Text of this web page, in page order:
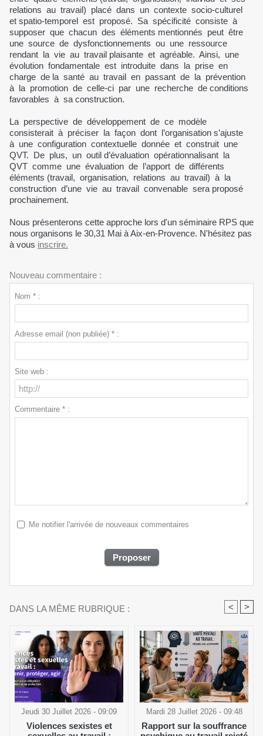
relations au travail) placé dans un contexte socio-culturel
et spatio-temporel est proposé. Sa spécificité consiste à
supposer que chacun des éléments mentionnés peut être
une source de dysfonctionnements ou une ressource
rendant la vie au travail plaisante et agréable. Ainsi, une
évolution fondamentale est introduite dans la prise en
charge de la santé au travail en passant de la prévention
à la promotion de celle-ci par une recherche de conditions
favorables à sa construction.
La perspective de développement de ce modèle
consisterait à préciser la façon dont l’organisation s’ajuste
à une configuration contextuelle donnée et construit une
QVT. De plus, un outil d’évaluation opérationnalisant la
QVT comme une évaluation de l’apport de différents
éléments (travail, organisation, relations au travail) à la
construction d’une vie au travail convenable sera proposé
prochainement.
Nous présenterons cette approche lors d'un séminaire RPS que
nous organisons le 30,31 Mai à Aix-en-Provence. N'hésitez pas
à vous inscrire.
Nouveau commentaire :
Nom * :
Adresse email (non publiée) * :
Site web :
Commentaire * :
Me notifier l'arrivée de nouveaux commentaires
DANS LA MÊME RUBRIQUE : < >
Jeudi 30 Juillet 2026 - 09:09
Violences sexistes et
Mardi 28 Juillet 2026 - 09:48
Rapport sur la souffrance